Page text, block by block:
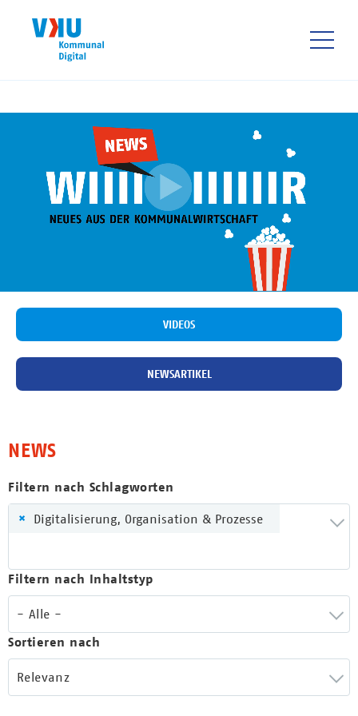
VIDEOS
NEWSARTIKEL
NEWS
Filtern nach Schlagworten
× Digitalisierung, Organisation & Prozesse
Filtern nach Inhaltstyp
- Alle -
Sortieren nach
Relevanz